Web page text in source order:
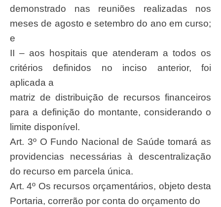
demonstrado nas reuniões realizadas nos
meses de agosto e setembro do ano em curso;
e
II – aos hospitais que atenderam a todos os
critérios definidos no inciso anterior, foi
aplicada a
matriz de distribuição de recursos financeiros
para a definição do montante, considerando o
limite disponível.
Art. 3º O Fundo Nacional de Saúde tomará as
providencias necessárias à descentralização
do recurso em parcela única.
Art. 4º Os recursos orçamentários, objeto desta
Portaria, correrão por conta do orçamento do